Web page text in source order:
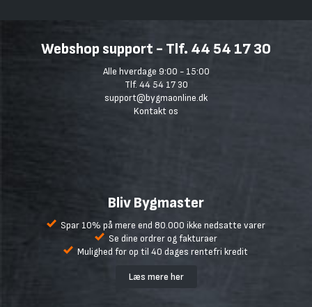
Webshop support - Tlf. 44 54 17 30
Alle hverdage 9:00 - 15:00
Tlf. 44 54 17 30
support@bygmaonline.dk
Kontakt os
Bliv Bygmaster
Spar 10% på mere end 80.000 ikke nedsatte varer
Se dine ordrer og fakturaer
Mulighed for op til 40 dages rentefri kredit
Læs mere her